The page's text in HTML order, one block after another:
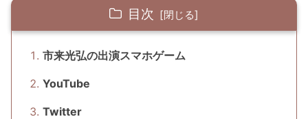
目次
市来光弘の出演スマホゲーム
YouTube
Twitter